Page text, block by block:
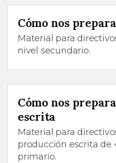
Cómo nos
Material para
nivel secundario.
Cómo nos
escrita
Material para
producción escrita de
primario.